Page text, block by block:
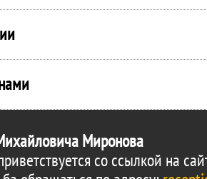
Миронова
со ссылкой на